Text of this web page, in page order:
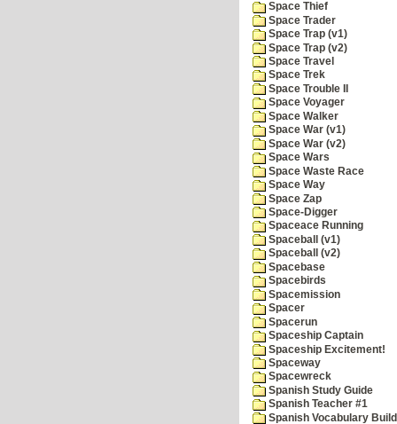
Space Thief
Space Trader
Space Trap (v1)
Space Trap (v2)
Space Travel
Space Trek
Space Trouble II
Space Voyager
Space Walker
Space War (v1)
Space War (v2)
Space Wars
Space Waste Race
Space Way
Space Zap
Space-Digger
Spaceace Running
Spaceball (v1)
Spaceball (v2)
Spacebase
Spacebirds
Spacemission
Spacer
Spacerun
Spaceship Captain
Spaceship Excitement!
Spaceway
Spacewreck
Spanish Study Guide
Spanish Teacher #1
Spanish Vocabulary